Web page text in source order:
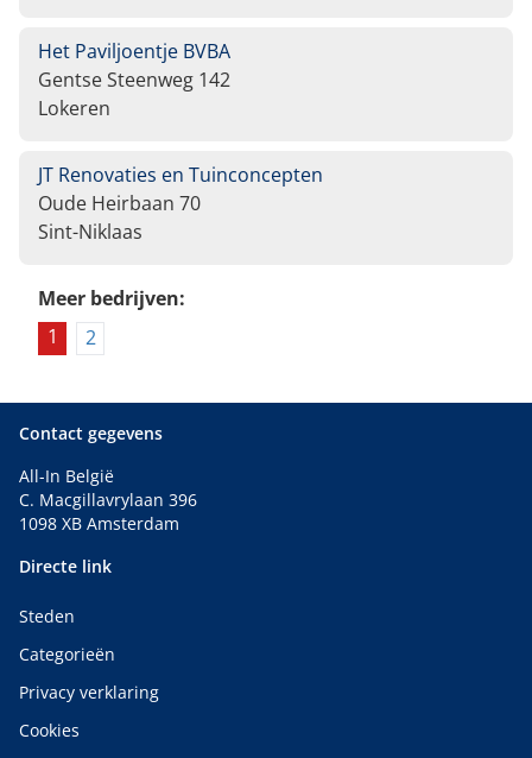
Het Paviljoentje BVBA
Gentse Steenweg 142
Lokeren
JT Renovaties en Tuinconcepten
Oude Heirbaan 70
Sint-Niklaas
Meer bedrijven:
1
2
Contact gegevens
All-In België
C. Macgillavrylaan 396
1098 XB Amsterdam
Directe link
Steden
Categorieën
Privacy verklaring
Cookies